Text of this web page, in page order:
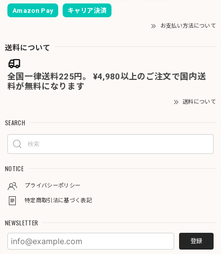
Amazon Pay キャリア決済
お支払い方法について
送料について
全国一律送料225円。 ¥4,980以上のご注文で国内送
料が無料になります
送料について
SEARCH
NOTICE
プライバシーポリシー
特定商取引法に基づく表記
NEWSLETTER
登録